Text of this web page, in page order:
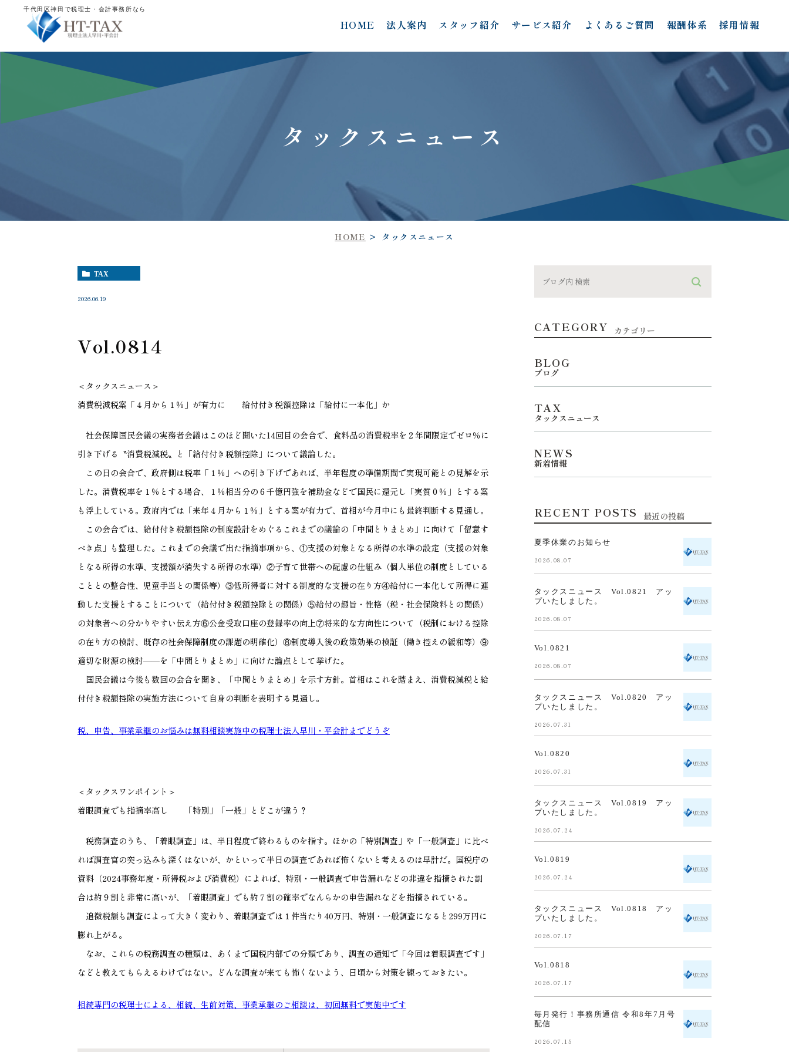
千代田区神田で税理士・会計事務所なら
HOME 法人案内 スタッフ紹介 サービス紹介 よくあるご質問 報酬体系 採用情報
タックスニュース
HOME タックスニュース
TAX
2026.06.19
Vol.0814
＜タックスニュース＞
消費税減税案「４月から１％」が有力に 給付付き税額控除は「給付に一本化」か
社会保障国民会議の実務者会議はこのほど開いた14回目の会合で、食料品の消費税率を２年間限定でゼロ％に
引き下げる〝消費税減税〟と「給付付き税額控除」について議論した。
この日の会合で、政府側は税率「１％」への引き下げであれば、半年程度の準備期間で実現可能との見解を示
した。消費税率を１％とする場合、１％相当分の６千億円強を補助金などで国民に還元し「実質０％」とする案
も浮上している。政府内では「来年４月から１％」とする案が有力で、首相が今月中にも最終判断する見通し。
この会合では、給付付き税額控除の制度設計をめぐるこれまでの議論の「中間とりまとめ」に向けて「留意す
べき点」も整理した。これまでの会議で出た指摘事項から、①支援の対象となる所得の水準の設定（支援の対象
となる所得の水準、支援額が消失する所得の水準）②子育て世帯への配慮の仕組み（個人単位の制度としている
こととの整合性、児童手当との関係等）③低所得者に対する制度的な支援の在り方④給付に一本化して所得に連
動した支援とすることについて（給付付き税額控除との関係）⑤給付の趣旨・性格（税・社会保険料との関係）
の対象者への分かりやすい伝え方⑥公金受取口座の登録率の向上⑦将来的な方向性について（税制における控除
の在り方の検討、既存の社会保障制度の課題の明確化）⑧制度導入後の政策効果の検証（働き控えの緩和等）⑨
適切な財源の検討――を「中間とりまとめ」に向けた論点として挙げた。
国民会議は今後も数回の会合を開き、「中間とりまとめ」を示す方針。首相はこれを踏まえ、消費税減税と給
付付き税額控除の実施方法について自身の判断を表明する見通し。
税、申告、事業承継のお悩みは無料相談実施中の税理士法人早川・平会計までどうぞ
＜タックスワンポイント＞
着眼調査でも指摘率高し 「特別」「一般」とどこが違う？
税務調査のうち、「着眼調査」は、半日程度で終わるものを指す。ほかの「特別調査」や「一般調査」に比べ
れば調査官の突っ込みも深くはないが、かといって半日の調査であれば怖くないと考えるのは早計だ。国税庁の
資料（2024事務年度・所得税および消費税）によれば、特別・一般調査で申告漏れなどの非違を指摘された割
合は約９割と非常に高いが、「着眼調査」でも約７割の確率でなんらかの申告漏れなどを指摘されている。
追徴税額も調査によって大きく変わり、着眼調査では１件当たり 40万円、特別・一般調査になると 299万円に
膨れ上がる。
なお、これらの税務調査の種類は、あくまで国税内部での分類であり、調査の通知で「今回は着眼調査です」
などと教えてもらえるわけではない。どんな調査が来ても怖くないよう、日頃から対策を練っておきたい。
相続専門の税理士による、相続、生前対策、事業承継のご相談は、初回無料で実施中です
CATEGORY カテゴリー
BLOG
ブログ
TAX
タックスニュース
NEWS
新着情報
RECENT POSTS 最近の投稿
夏季休業のお知らせ
2026.08.07
タックスニュース Vol.0821 アッ
プいたしました。
2026.08.07
Vol.0821
2026.08.07
タックスニュース Vol.0820 アッ
プいたしました。
2026.07.31
Vol.0820
2026.07.31
タックスニュース Vol.0819 アッ
プいたしました。
2026.07.24
Vol.0819
2026.07.24
タックスニュース Vol.0818 アッ
プいたしました。
2026.07.17
Vol.0818
2026.07.17
毎月発行！事務所通信 令和8年7月号
配信
2026.07.15